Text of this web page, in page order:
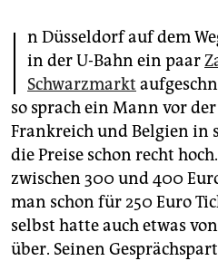
abo
genossenschaft
epaper login
I n Düsseldorf auf dem
in der U-Bahn ein paar
Schwarzmarkt
so sprach ein Mann vor
Frankreich und Belgien in
die Preise schon recht
zwischen 300 und 400
man schon für 250 Euro
selbst hatte auch etwas
über. Seinen